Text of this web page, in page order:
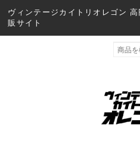
ヴィンテージカイトリオレゴン 高
販サイト